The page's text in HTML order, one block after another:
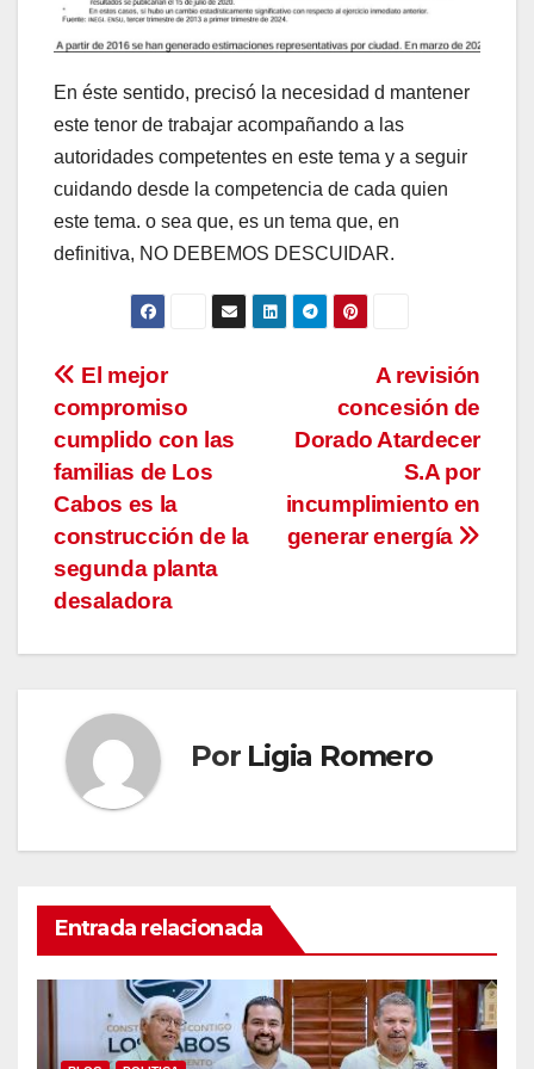
En éste sentido, precisó la necesidad d mantener
este tenor de trabajar acompañando a las
autoridades competentes en este tema y a seguir
cuidando desde la competencia de cada quien
este tema. o sea que, es un tema que, en
definitiva, NO DEBEMOS DESCUIDAR.
Navegación
de
entradas
A revisión
concesión de
Dorado Atardecer
S.A por
incumplimiento en
generar energía
El mejor
compromiso
cumplido con las
familias de Los
Cabos es la
construcción de la
segunda planta
desaladora
Por Ligia Romero
Entrada relacionada